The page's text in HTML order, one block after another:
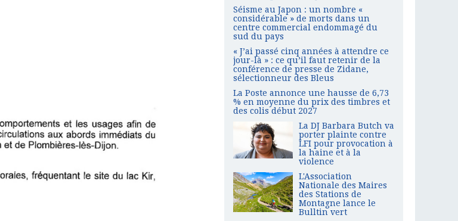
Séisme au Japon : un nombre «
considérable » de morts dans un
centre commercial endommagé du
sud du pays
« J’ai passé cinq années à attendre ce
jour-là » : ce qu’il faut retenir de la
conférence de presse de Zidane,
sélectionneur des Bleus
La Poste annonce une hausse de 6,73
% en moyenne du prix des timbres et
des colis début 2027
La DJ Barbara Butch va
porter plainte contre
LFI pour provocation à
la haine et à la
violence
L'Association
Nationale des Maires
des Stations de
Montagne lance le
Bulltin vert